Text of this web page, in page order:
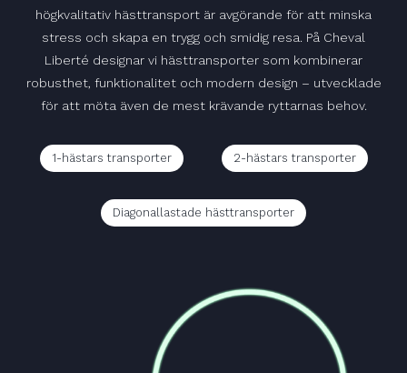
högkvalitativ hästtransport är avgörande för att minska
stress och skapa en trygg och smidig resa. På Cheval
Liberté designar vi hästtransporter som kombinerar
robusthet, funktionalitet och modern design – utvecklade
för att möta även de mest krävande ryttarnas behov.
1-hästars transporter 2-hästars transporter
Diagonallastade hästtransporter